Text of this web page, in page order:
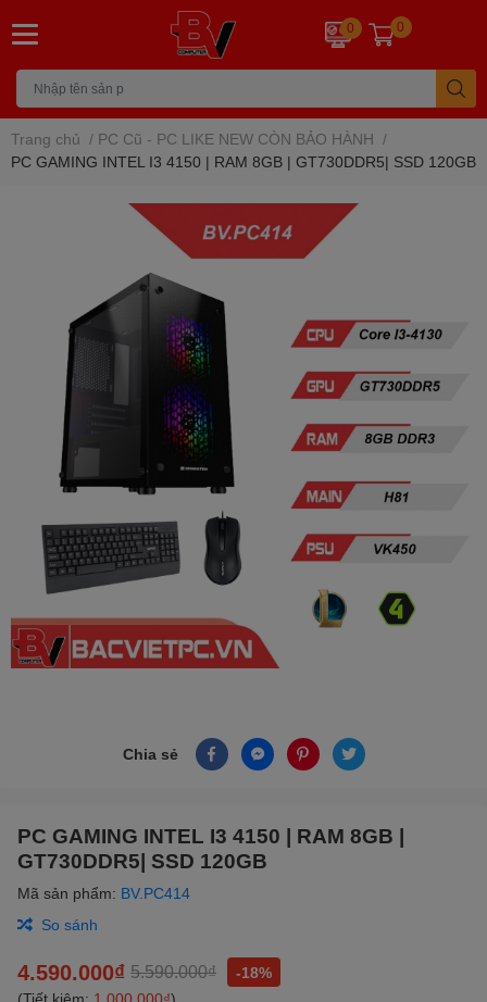
0 0
Trang chủ / PC Cũ - PC LIKE NEW CÒN BẢO HÀNH /
PC GAMING INTEL I3 4150 | RAM 8GB | GT730DDR5| SSD 120GB
Chia sẻ
PC GAMING INTEL I3 4150 | RAM 8GB |
GT730DDR5| SSD 120GB
Mã sản phẩm: BV.PC414
So sánh
4.590.000₫ 5.590.000₫
-18%
(Tiết kiệm: 1.000.000₫)